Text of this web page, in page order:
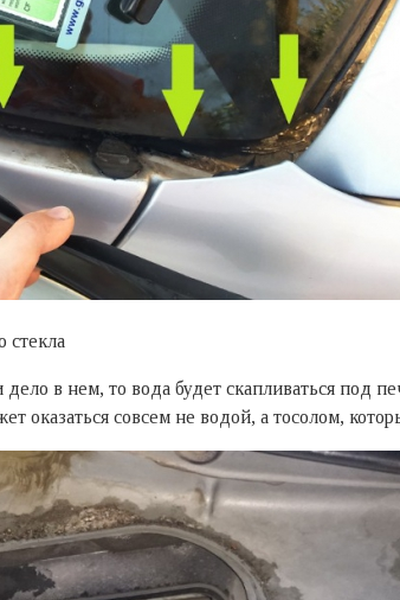
стекла
дело в нем, то вода будет скапливаться под
оказаться совсем не водой, а тосолом,